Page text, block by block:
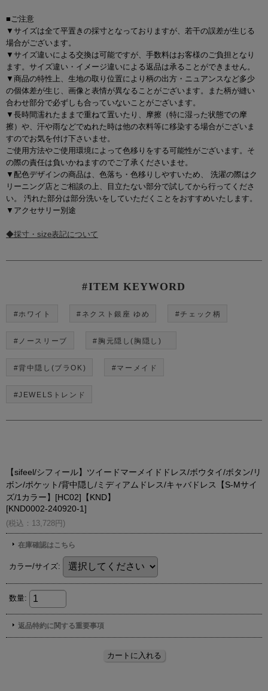
■ご注意
▼サイズは全て平置きの採寸となっておりますが、若干の誤差が生じる
場合がございます。
▼サイズ違いによる交換は可能ですが、手数料はお客様のご負担となり
ます。サイズ違い・イメージ違いによる返品は承ることができません。
▼商品の特性上、生地の取り位置により柄の出方・ニュアンスなど多少
の個体差が生じ、画像と表情が異なることがございます。また柄が縫い
合わせ部分で必ずしも合っていないことがございます。
▼長時間濡れたままで重ねて置いたり、摩擦（特に湿った状態での摩
擦）や、汗や雨などでぬれた時は他の衣料等に移染する場合がございま
すのでお気を付け下さいませ。
ご使用方法やご使用環境によって色移りをする可能性がございます。そ
の際の責任は負いかねますのでご了承くださいませ。
▼配色デザインの商品は、色落ち・色移りしやすいため、 洗濯の際はク
リーニング店とご相談の上、目立たない部分で試してから行ってくださ
い。 汚れた部分は部分洗いをしていただくことをおすすめいたします。
▼アクセサリー別途
◆採寸・size表記について
#ITEM KEYWORD
#ホワイト #ネクスト銀座 ゆめ #チェック柄
#ノースリーブ #胸元隠し(胸隠し)
#背中隠し(ブラOK) #マーメイド
#JEWELSトレンド